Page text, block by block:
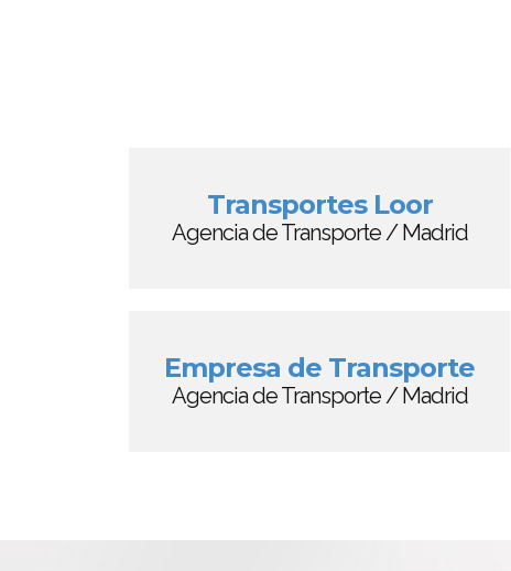
Transportes Loor
Agencia de Transporte / Madrid
Empresa de Transporte
Agencia de Transporte / Madrid